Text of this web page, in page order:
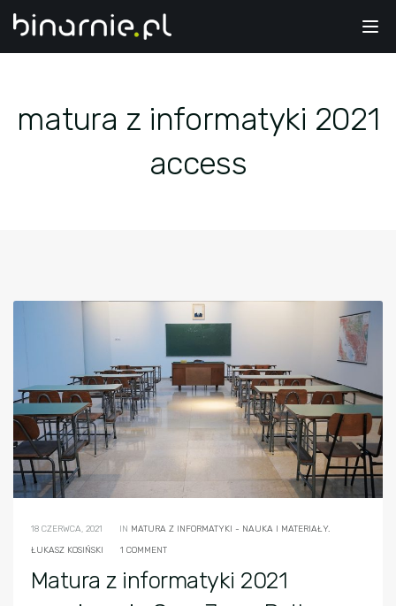
matura z informatyki 2021
access
18 CZERWCA, 2021 IN MATURA Z INFORMATYKI - NAUKA I MATERIAŁY.
ŁUKASZ KOSIŃSKI
1 COMMENT
Matura z informatyki 2021